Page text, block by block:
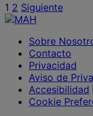
Paginación
de
entradas
1 2 Siguiente
Sobre
Contacto
Privacidad
Aviso de
Accesibilidad
Cookie